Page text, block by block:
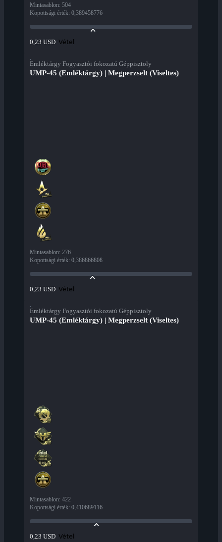
Mintasablon: 504
Kopottsági érték: 0,389458776
0,23 USD Vétel
Emléktárgy Fogyasztói fokozatú Géppisztoly
UMP-45 (Emléktárgy) | Megperzselt (Viseltes)
Mintasablon: 276
Kopottsági érték: 0,386866808
0,23 USD Vétel
Emléktárgy Fogyasztói fokozatú Géppisztoly
UMP-45 (Emléktárgy) | Megperzselt (Viseltes)
Mintasablon: 422
Kopottsági érték: 0,410689116
0,23 USD Vétel